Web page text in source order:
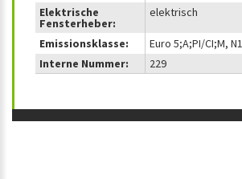
Elektrische
Fensterheber:
elektrisch
Emissionsklasse:
Euro 5;A;PI/CI;M,
Interne Nummer:
229